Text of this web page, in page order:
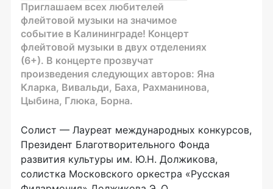
Приглашаем всех любителей
флейтовой музыки на значимое
событие в Калининграде! Концерт
флейтовой музыки в двух отделениях
(6+). В концерте прозвучат
произведения следующих авторов: Яна
Кларка, Вивальди, Баха, Рахманинова,
Цыбина, Глюка, Борна.
Солист — Лауреат международных конкурсов,
Президент Благотворительного Фонда
развития культуры им. Ю.Н. Должикова,
солистка Московского оркестра «Русская